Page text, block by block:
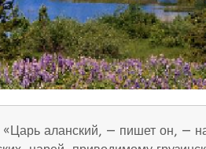
ОСЕТИЯ
«Царь аланский, — пишет он, —